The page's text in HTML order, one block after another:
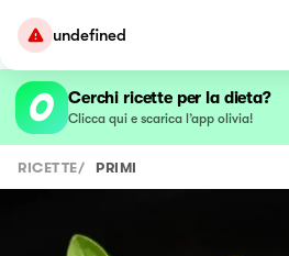
undefined
Cerchi ricette per la dieta?
Clicca qui e scarica l’app olivia!
RICETTE/ PRIMI